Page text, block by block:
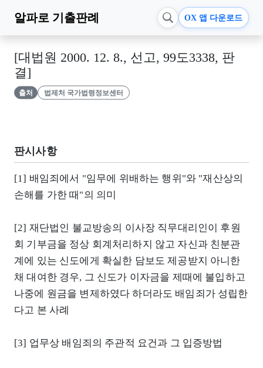
알파로 기출판례 OX 앱 다운로드
[대법원 2000. 12. 8., 선고, 99도3338, 판
결]
출처 법제처 국가법령정보센터
판시사항
[1] 배임죄에서 "임무에 위배하는 행위"와 "재산상의
손해를 가한 때"의 의미
[2] 재단법인 불교방송의 이사장 직무대리인이 후원
회 기부금을 정상 회계처리하지 않고 자신과 친분관
계에 있는 신도에게 확실한 담보도 제공받지 아니한
채 대여한 경우, 그 신도가 이자금을 제때에 불입하고
나중에 원금을 변제하였다 하더라도 배임죄가 성립한
다고 본 사례
[3] 업무상 배임죄의 주관적 요건과 그 입증방법